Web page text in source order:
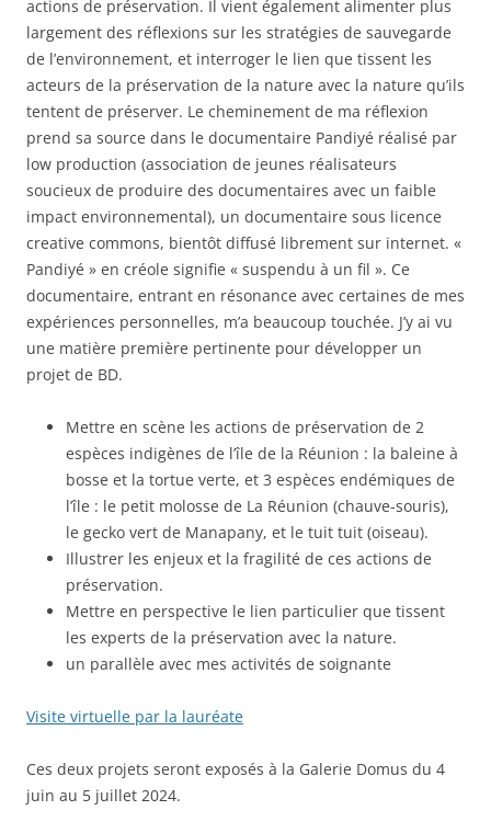
actions de préservation. Il vient également alimenter plus
largement des réflexions sur les stratégies de sauvegarde
de l’environnement, et interroger le lien que tissent les
acteurs de la préservation de la nature avec la nature qu’ils
tentent de préserver. Le cheminement de ma réflexion
prend sa source dans le documentaire Pandiyé réalisé par
low production (association de jeunes réalisateurs
soucieux de produire des documentaires avec un faible
impact environnemental), un documentaire sous licence
creative commons, bientôt diffusé librement sur internet. «
Pandiyé » en créole signifie « suspendu à un fil ». Ce
documentaire, entrant en résonance avec certaines de mes
expériences personnelles, m’a beaucoup touchée. J’y ai vu
une matière première pertinente pour développer un
projet de BD.
Mettre en scène les actions de préservation de 2
espèces indigènes de l’île de la Réunion : la baleine à
bosse et la tortue verte, et 3 espèces endémiques de
l’île : le petit molosse de La Réunion (chauve-souris),
le gecko vert de Manapany, et le tuit tuit (oiseau).
Illustrer les enjeux et la fragilité de ces actions de
préservation.
Mettre en perspective le lien particulier que tissent
les experts de la préservation avec la nature.
un parallèle avec mes activités de soignante
Visite virtuelle par la lauréate
Ces deux projets seront exposés à la Galerie Domus du 4
juin au 5 juillet 2024.